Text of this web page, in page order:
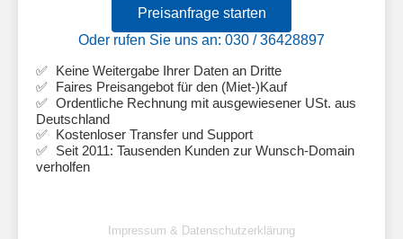
Preisanfrage starten
Oder rufen Sie uns an: 030 / 36428897
Keine Weitergabe Ihrer Daten an Dritte
Faires Preisangebot für den (Miet-)Kauf
Ordentliche Rechnung mit ausgewiesener USt. aus
Deutschland
Kostenloser Transfer und Support
Seit 2011: Tausenden Kunden zur Wunsch-Domain
verholfen
Impressum & Datenschutzerklärung